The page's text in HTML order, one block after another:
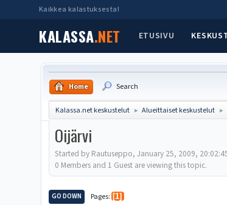
Kaikkea kalastuksesta!
KALASSA.NET ETUSIVU
Home Search
Kalassa.net keskustelut ► Alueittaiset keskustelut ►
Oijärvi
Started by Rautuseppo, January 25, 2009,
0 Members and 1 Guest are viewing this topic.
GO DOWN Pages 1